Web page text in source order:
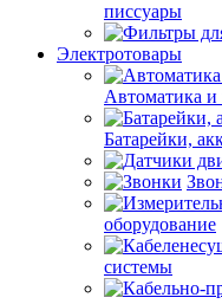
писсуары
Электротовары
Автоматика и
Батарейки,
оборудование
системы